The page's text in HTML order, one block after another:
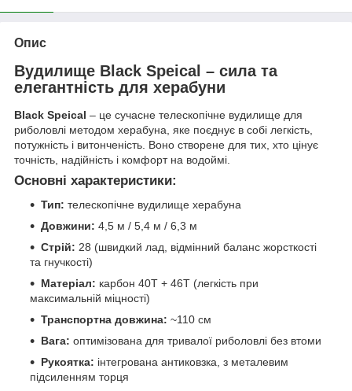
Опис
Вудилище Black Speical – сила та
елегантність для херабуни
Black Speical – це сучасне телескопічне вудилище для
риболовлі методом херабуна, яке поєднує в собі легкість,
потужність і витонченість. Воно створене для тих, хто цінує
точність, надійність і комфорт на водоймі.
Основні характеристики:
Тип: телескопічне вудилище херабуна
Довжини: 4,5 м / 5,4 м / 6,3 м
Стрій: 28 (швидкий лад, відмінний баланс жорсткості
та гнучкості)
Матеріал: карбон 40Т + 46Т (легкість при
максимальній міцності)
Транспортна довжина: ~110 см
Вага: оптимізована для тривалої риболовлі без втоми
Рукоятка: інтегрована антиковзка, з металевим
підсиленням торця